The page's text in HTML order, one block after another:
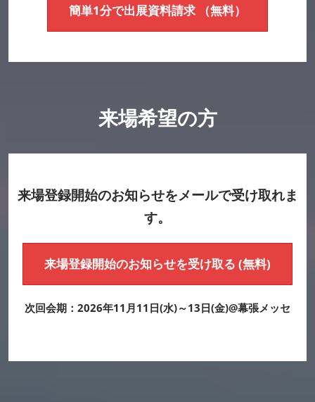
簡単1分で出展資料請求 （無料）
来場希望の方
来場登録開始のお知らせをメールで受け取れま
す。
来場登録開始のお知らせを受け取る (無料)
次回会期：2026年11月11日(水)～13日(金)@幕張メッセ